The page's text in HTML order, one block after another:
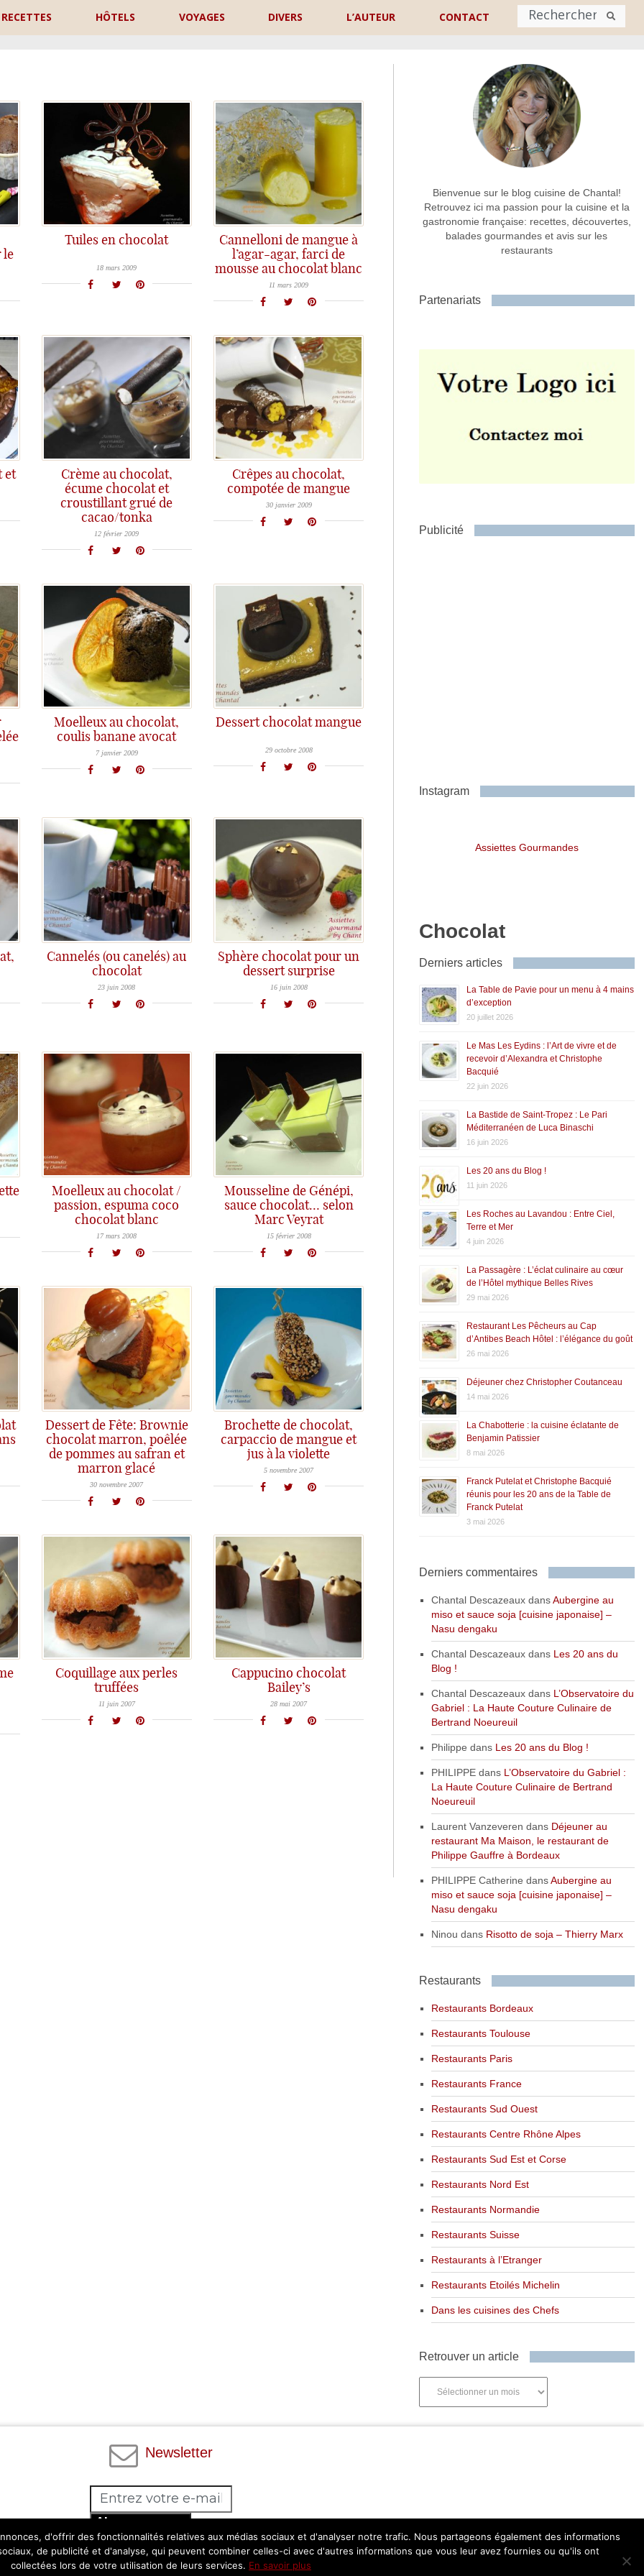
RECETTES HÔTELS VOYAGES DIVERS L’AUTEUR CONTACT
Prénom Nom
Commentaire ou message *
le
Tuiles en chocolat
18 mars 2009
Cannelloni de mangue à
l’agar-agar, farci de
mousse au chocolat blanc
Depuis que j'avais vu ce dessert chez Stéphane, j'étais très tentée de réaliser quelque chose du même style; pas de
11 mars 2009
et
Crème au chocolat,
écume chocolat et
croustillant grué de
cacao/tonka
Suite logique de la recette de la tuile que je vous ai présentée hier, voici une recette qui va utiliser
12 février 2009
Crêpes au chocolat,
compotée de mangue
Crêpe chocolat, compotée de mangue Dur, dur, je le reconnais! Commencer de suite avec une photo comme ça, c'est à
30 janvier 2009
Moelleux au chocolat,
coulis banane avocat
Moelleux au chocolat au coeur coulant Qu'on l'appelle biscuit au chocolat coulant, ou moelleux au chocolat au coeur coulant, ce
7 janvier 2009
Dessert chocolat mangue
29 octobre 2008
Cannelés (ou canelés) au
chocolat
Cannelé ou canelé? Eternelle question sans réponse que se posent les gastronomes... :-) Quoi qu'il en soit, que l'on écrive
23 juin 2008
Sphère chocolat pour un
dessert surprise
Un dessert surprise, ça vous dit? Alors c'est parti pour une boule de chocolat servie en dessert!... c'est trop tentant
16 juin 2008
Moelleux au chocolat /
passion, espuma coco
chocolat blanc
Moelleux au chocolat, coulant, et autres variations autour du biscuit au chocolat connaissent toujours un vif succès...! Le petit plus
17 mars 2008
Mousseline de Génépi,
sauce chocolat… selon
Marc Veyrat
Du sirop de Génépi dans les réserves et une recette du Chef Marc Veyrat sont à l'origine de ce dessert
15 février 2008
Dessert de Fête: Brownie
chocolat marron, poêlée
de pommes au safran et
marron glacé
Suite à mon dernier post dans lequel je vous ai proposé une recette de fête, j'ai reçu de nombreux mails
30 novembre 2007
Brochette de chocolat,
carpaccio de mangue et
jus à la violette
Chocolat, mangue, violette, voilà 3 ingrédients réunis dans une même recette pour réaliser ce dessert original, avec un goût puissant
5 novembre 2007
Coquillage aux perles
truffées
Un nouveau Lundi avec une recette chocolatée...et pourquoi pas des coquillages au chocolat?...J'en vois certains qui s'inquiètent déjà: "Des coquillages
11 juin 2007
Cappucino chocolat
Bailey’s
Comme promis, et pour illustrer ma recette du Lundi spécial chocolat, je vous propose de vous faire découvrir la recette
28 mai 2007
Bienvenue sur le blog cuisine de Chantal!
Retrouvez ici ma passion pour la cuisine et la
gastronomie française: recettes, découvertes,
balades gourmandes et avis sur les
restaurants
Partenariats
Publicité
Instagram
Assiettes Gourmandes
Chocolat
Derniers articles
La Table de Pavie pour un menu à 4 mains
d’exception
20 juillet 2026
Le Mas Les Eydins : l’Art de vivre et de
recevoir d’Alexandra et Christophe
Bacquié
22 juin 2026
La Bastide de Saint-Tropez : Le Pari
Méditerranéen de Luca Binaschi
16 juin 2026
Les 20 ans du Blog !
11 juin 2026
Les Roches au Lavandou : Entre Ciel,
Terre et Mer
4 juin 2026
La Passagère : L’éclat culinaire au cœur
de l’Hôtel mythique Belles Rives
29 mai 2026
Restaurant Les Pêcheurs au Cap
d’Antibes Beach Hôtel : l’élégance du goût
26 mai 2026
Déjeuner chez Christopher Coutanceau
14 mai 2026
La Chabotterie : la cuisine éclatante de
Benjamin Patissier
8 mai 2026
Franck Putelat et Christophe Bacquié
réunis pour les 20 ans de la Table de
Franck Putelat
3 mai 2026
Derniers commentaires
Chantal DescazeauxdansAubergine au
miso et sauce soja [cuisine japonaise] –
Nasu dengaku
Chantal Descazeauxdans Les 20 ans du
Blog !
Chantal Descazeauxdans L’Observatoire du
Gabriel : La Haute Couture Culinaire de
Bertrand Noeureuil
Philippe dans Les 20 ans du Blog !
PHILIPPEdans L’Observatoire du Gabriel :
La Haute Couture Culinaire de Bertrand
Noeureuil
Laurent Vanzeveren dans Déjeuner au
restaurant Ma Maison, le restaurant de
Philippe Gauffre à Bordeaux
PHILIPPE Catherine dansAubergine au
miso et sauce soja [cuisine japonaise] –
Nasu dengaku
Ninou dans Risotto de soja – Thierry Marx
Restaurants
Restaurants Bordeaux
Restaurants Toulouse
Restaurants Paris
Restaurants France
Restaurants Sud Ouest
Restaurants Centre Rhône Alpes
Restaurants Sud Est et Corse
Restaurants Nord Est
Restaurants Normandie
Restaurants Suisse
Restaurants à l’Etranger
Restaurants Etoilés Michelin
Dans les cuisines des Chefs
Retrouver un article
Newsletter
Abonnez-vous
Facebook
d'offrir des fonctionnalités relatives aux médias sociaux et d'analyser notre trafic. Nous partageons également des informations
de publicité et d'analyse, qui peuvent combiner celles-ci avec d'autres informations que vous leur avez fournies ou qu'ils ont
collectées lors de votre utilisation de leurs services. En savoir plus